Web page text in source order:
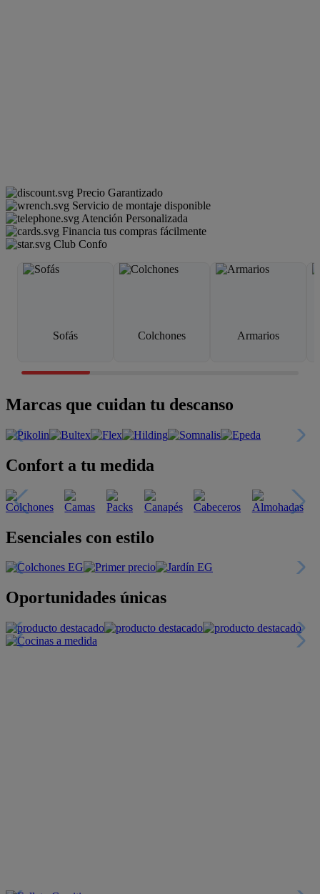
Precio Garantizado
Servicio de montaje disponible
Atención Personalizada
Financia tus compras fácilmente
Club Confo
Sofás Colchones Armarios
Marcas que cuidan tu descanso
Confort a tu medida
Esenciales con estilo
Oportunidades únicas